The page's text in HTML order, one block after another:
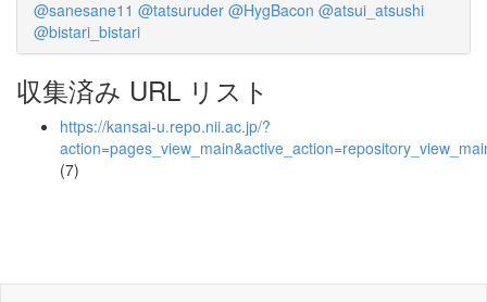
@sanesane11 @tatsuruder @HygBacon @atsui_atsushi
@bistari_bistari
収集済み URL リスト
https://kansai-u.repo.nii.ac.jp/?
(7)